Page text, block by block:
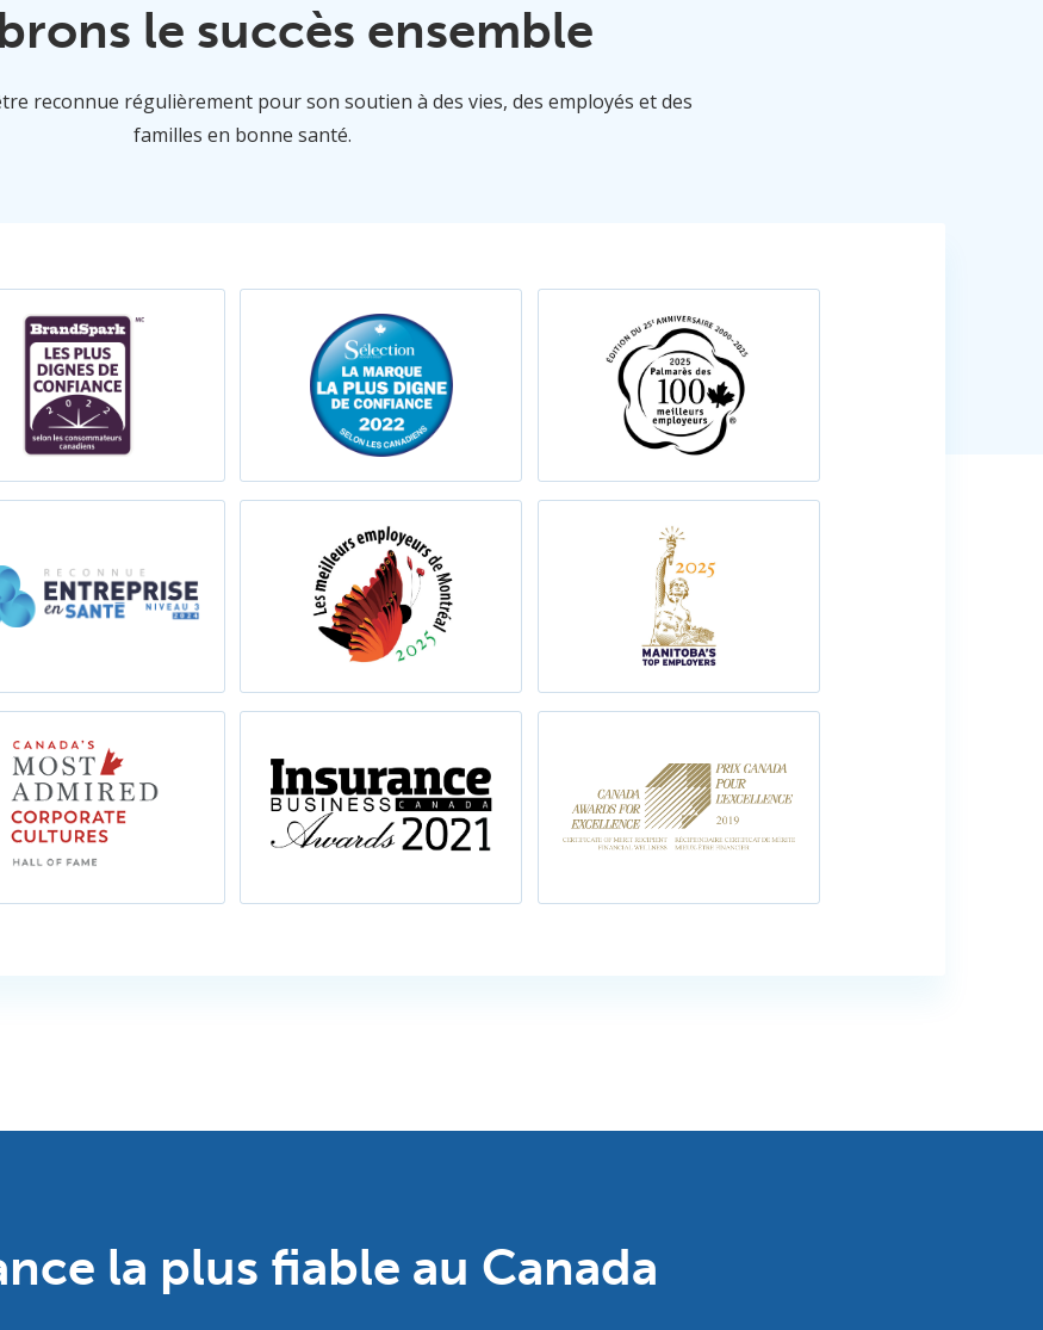
le succès ensemble
reconnue régulièrement pour son soutien à des vies, des employés et des
familles en bonne santé.
la plus fiable au Canada